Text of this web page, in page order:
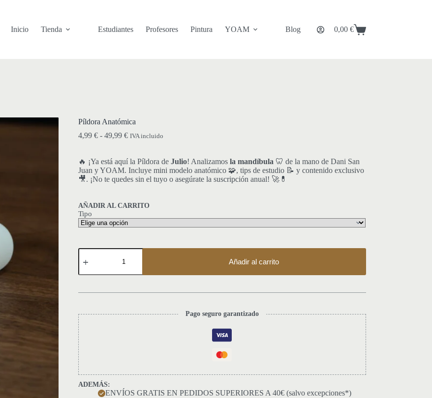
Inicio
Tienda Estudiantes Profesores Pintura YOAM Blog
Carro
0,00 €
Píldora Anatómica
4,99 € - 49,99 €Rango
desde
4,99 €
hasta
IVA incluido
🔥 ¡Ya está aquí la Píldora de Julio! Analizamos la mandíbula 🦷 de la mano de Dani San
Juan y YOAM. Incluye mini modelo anatómico 🧩, tips de estudio 📝 y contenido exclusivo
🎥. ¡No te quedes sin el tuyo o asegúrate la suscripción anual! 🚀💊
AÑADIR AL CARRITO
Tipo
Píldora
Anatómica
Añadir al carrito
Pago seguro garantizado
ADEMÁS:
ENVÍOS GRATIS EN PEDIDOS SUPERIORES A 40€ (salvo excepciones*)